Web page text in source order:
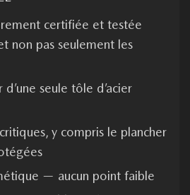
certifiée et testée
non pas seulement les
seule tôle d’acier
y compris le plancher
— aucun point faible